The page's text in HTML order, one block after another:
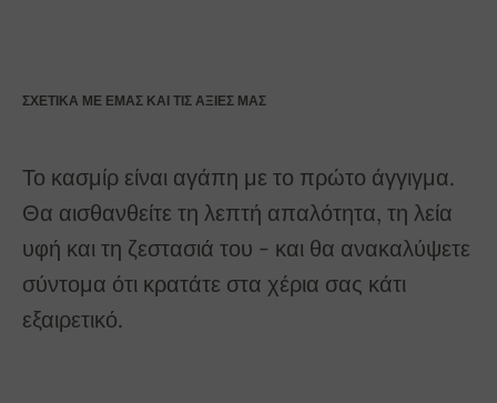
ΣΧΕΤΙΚΆ ΜΕ ΕΜΆΣ ΚΑΙ ΤΙΣ ΑΞΊΕΣ ΜΑΣ
Το κασμίρ είναι αγάπη με το πρώτο άγγιγμα.
Θα αισθανθείτε τη λεπτή απαλότητα, τη λεία
υφή και τη ζεστασιά του - και θα ανακαλύψετε
σύντομα ότι κρατάτε στα χέρια σας κάτι
εξαιρετικό.